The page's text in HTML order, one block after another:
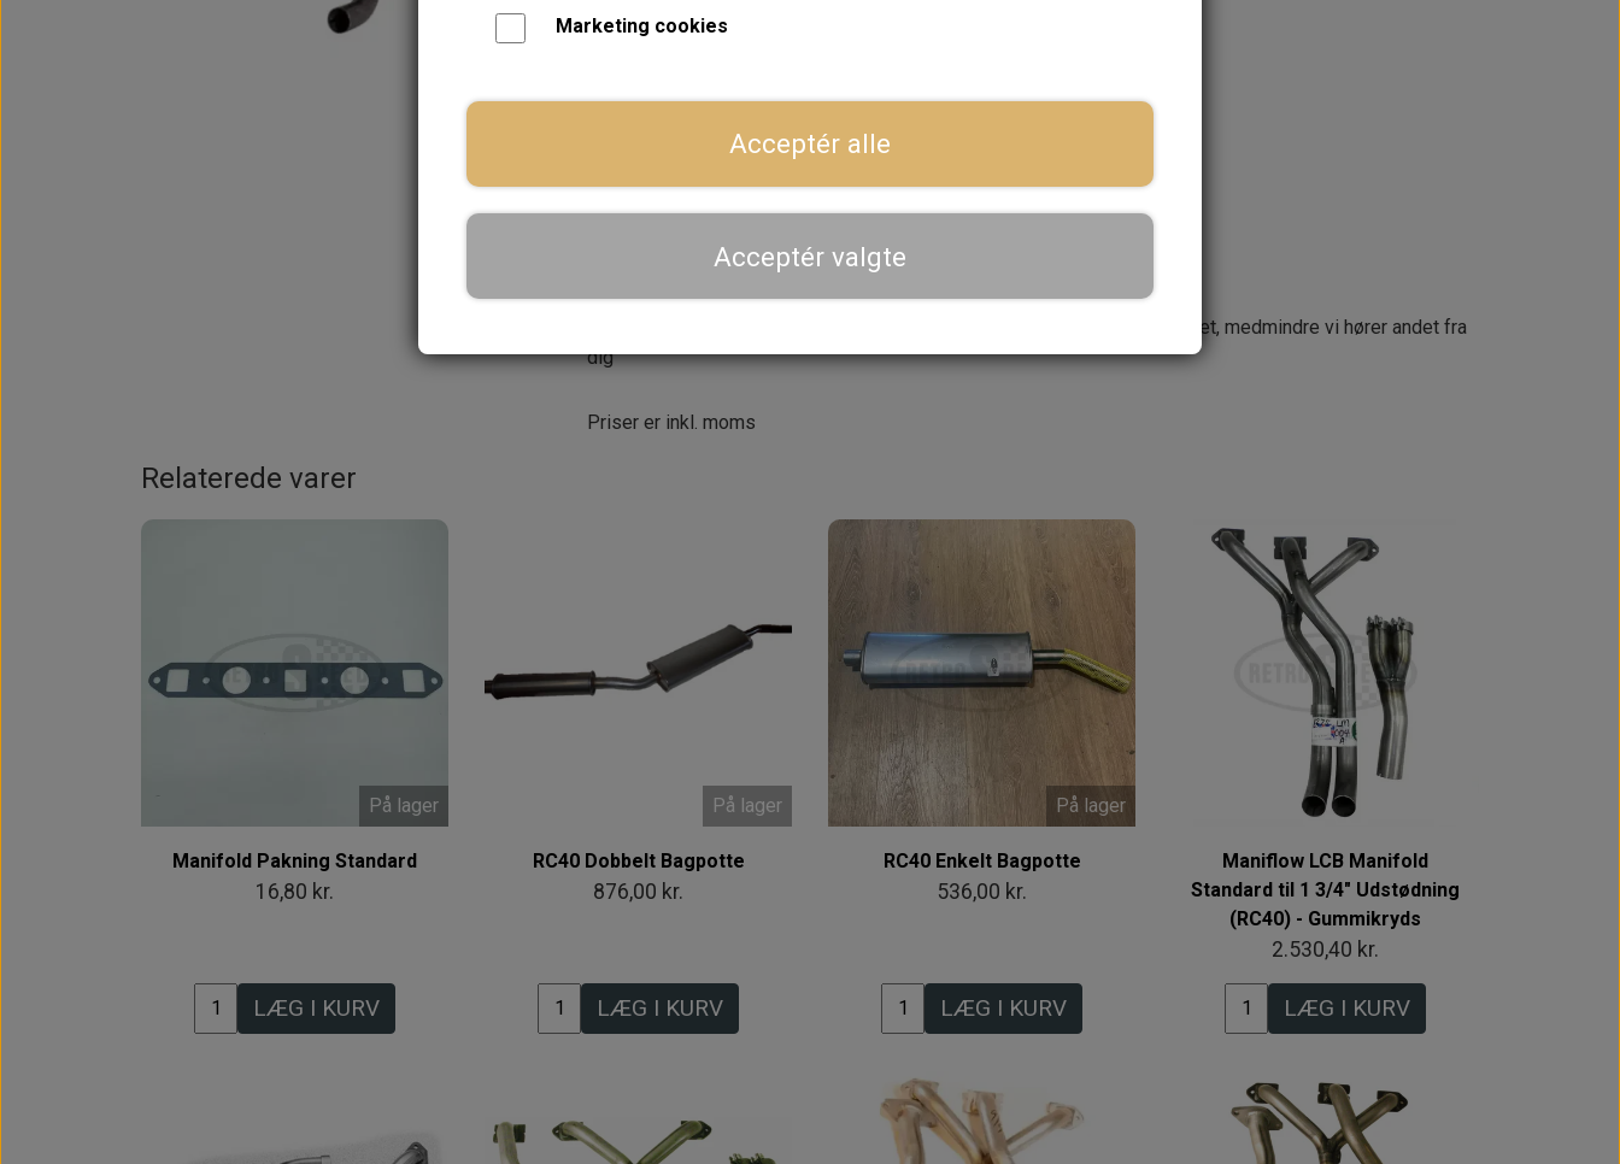
Forventet leveringstid:
− + LÆG I KURV
Hurtig levering - sendes ofte samme dag og leveres næste dag
Se aktuel leveringstid på varen - vi afsender altid hele din ordre samlet, medmindre vi hører andet fra
dig
Priser er inkl. moms
Relaterede varer
På lager
Manifold Pakning Standard
16,80 kr.
LÆG I KURV
På lager
RC40 Dobbelt Bagpotte
876,00 kr.
LÆG I KURV
På lager
RC40 Enkelt Bagpotte
536,00 kr.
LÆG I KURV
Maniflow LCB Manifold
Standard til 1 3/4" Udstødning
(RC40) - Gummikryds
2.530,40 kr.
LÆG I KURV
Marketing cookies
Acceptér alle
Acceptér valgte